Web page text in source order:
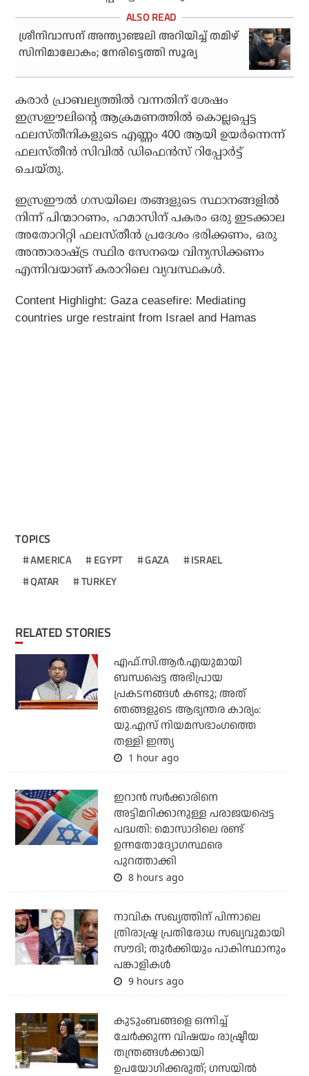
ശ്രീനിവാസന് അന്ത്യാഞ്ജലി അറിയിച്ച് തമിഴ്
സിനിമാലോകം; നേരിട്ടെത്തി സൂര്യ
കരാർ പ്രാബല്യത്തിൽ വന്നതിന് ശേഷം
ഇസ്രഈലിന്റെ ആക്രമണത്തിൽ കൊല്ലപ്പെട്ട
ഫലസ്തീനികളുടെ എണ്ണം 400 ആയി ഉയർന്നെന്ന്
ഫലസ്തീൻ സിവിൽ ഡിഫെൻസ് റിപ്പോർട്ട്
ചെയ്തു.
ഇസ്രഈൽ ഗസയിലെ തങ്ങളുടെ സ്ഥാനങ്ങളിൽ
നിന്ന് പിന്മാറണം, ഹമാസിന് പകരം ഒരു ഇടക്കാല
അതോറിറ്റി ഫലസ്തീൻ പ്രദേശം ഭരിക്കണം, ഒരു
അന്താരാഷ്ട്ര സ്ഥിര സേനയെ വിന്യസിക്കണം
എന്നിവയാണ് കരാറിലെ വ്യവസ്ഥകൾ.
Content Highlight: Gaza ceasefire: Mediating
countries urge restraint from Israel and Hamas
TOPICS
AMERICA EGYPT GAZA
ISRAEL
QATAR
TURKEY
RELATED STORIES
എഫ്.സി.ആര്‍.എയുമായി
ബന്ധപ്പെട്ട അഭിപ്രായ
പ്രകടനങ്ങള്‍ കണ്ടു; അത്
ഞങ്ങളുടെ ആഭ്യന്തര കാര്യം:
യു.എസ് നിയമസഭാംഗത്തെ
തള്ളി ഇന്ത്യ
1 hour ago
ഇറാന്‍ സര്‍ക്കാരിനെ
അട്ടിമറിക്കാനുള്ള പരാജയപ്പെട്ട
പദ്ധതി: മൊസാദിലെ രണ്ട്
ഉന്നതോദ്യോഗസ്ഥരെ
പുറത്താക്കി
8 hours ago
നാവിക സഖ്യത്തിന് പിന്നാലെ
ത്രിരാഷ്ട്ര പ്രതിരോധ സഖ്യവുമായി
സൗദി; തുര്‍ക്കിയും പാകിസ്ഥാനും
പങ്കാളികള്‍
9 hours ago
കുടുംബങ്ങളെ ഒന്നിച്ച്
ചേര്‍ക്കുന്ന വിഷയം രാഷ്ട്രീയ
തന്ത്രങ്ങള്‍ക്കായി
ഉപയോഗിക്കരുത്; ഗസയില്‍